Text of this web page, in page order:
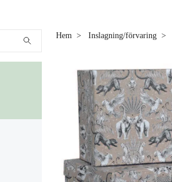
Hem Inslagning/förvaring